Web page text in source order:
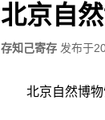
北京自
存知己寄存 发布于
北京自然博